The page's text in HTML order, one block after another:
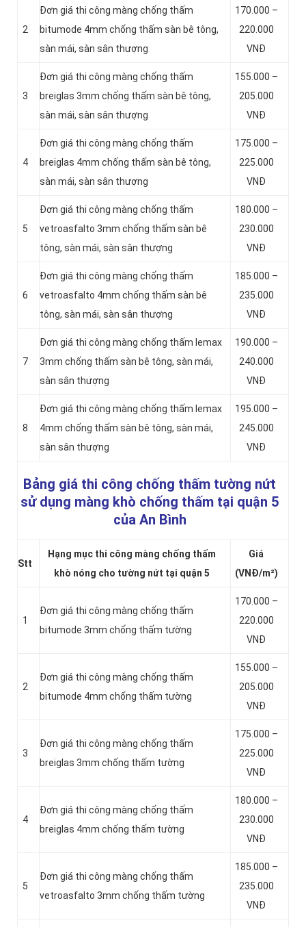
2
Đơn giá thi công màng chống thấm
bitumode 4mm chống thấm sàn bê tông,
sàn mái, sàn sân thượng
170.000 –
220.000
VNĐ
3
Đơn giá thi công màng chống thấm
breiglas 3mm chống thấm sàn bê tông,
sàn mái, sàn sân thượng
155.000 –
205.000
VNĐ
4
Đơn giá thi công màng chống thấm
breiglas 4mm chống thấm sàn bê tông,
sàn mái, sàn sân thượng
175.000 –
225.000
VNĐ
5
Đơn giá thi công màng chống thấm
vetroasfalto 3mm chống thấm sàn bê
tông, sàn mái, sàn sân thượng
180.000 –
230.000
VNĐ
6
Đơn giá thi công màng chống thấm
vetroasfalto 4mm chống thấm sàn bê
tông, sàn mái, sàn sân thượng
185.000 –
235.000
VNĐ
7
Đơn giá thi công màng chống thấm lemax
3mm chống thấm sàn bê tông, sàn mái,
sàn sân thượng
190.000 –
240.000
VNĐ
8
Đơn giá thi công màng chống thấm lemax
4mm chống thấm sàn bê tông, sàn mái,
sàn sân thượng
195.000 –
245.000
VNĐ
Bảng giá thi công chống thấm tường nứt
sử dụng màng khò chống thấm tại quận 5
của An Bình
Stt
Hạng mục thi công màng chống thấm
khò nóng cho tường nứt tại quận 5
Giá
(VNĐ/m²)
1
Đơn giá thi công màng chống thấm
bitumode 3mm chống thấm tường
170.000 –
220.000
VNĐ
2
Đơn giá thi công màng chống thấm
bitumode 4mm chống thấm tường
155.000 –
205.000
VNĐ
3
Đơn giá thi công màng chống thấm
breiglas 3mm chống thấm tường
175.000 –
225.000
VNĐ
4
Đơn giá thi công màng chống thấm
breiglas 4mm chống thấm tường
180.000 –
230.000
VNĐ
5
Đơn giá thi công màng chống thấm
vetroasfalto 3mm chống thấm tường
185.000 –
235.000
VNĐ